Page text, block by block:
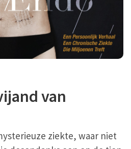
van
ziekte, waar niet